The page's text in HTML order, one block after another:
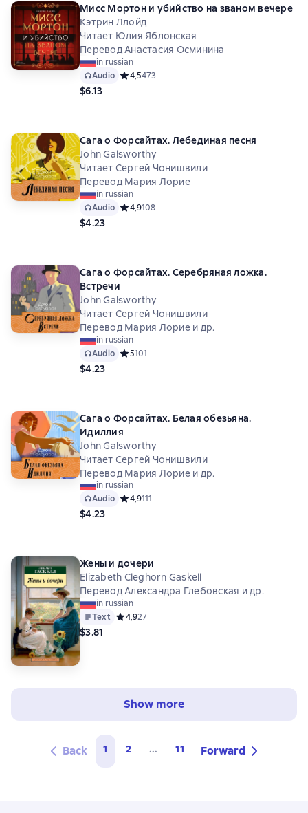
Мисс Мортон и убийство на званом вечере
Кэтрин Ллойд
Читает Юлия Яблонская
Перевод Анастасия Осминина
in russian
Audio Средний рейтинг 4,5 на основе 473 оценок
4,5473
$6.13
Сага о Форсайтах. Лебединая песня
John Galsworthy
Читает Сергей Чонишвили
Перевод Мария Лорие
in russian
Audio Средний рейтинг 4,9 на основе 108 оценок
4,9108
$4.23
Сага о Форсайтах. Серебряная ложка.
Встречи
John Galsworthy
Читает Сергей Чонишвили
Перевод Мария Лорие и др.
in russian
Audio Средний рейтинг 5 на основе 101 оценок
5101
$4.23
Сага о Форсайтах. Белая обезьяна.
Идиллия
John Galsworthy
Читает Сергей Чонишвили
Перевод Мария Лорие и др.
in russian
Audio Средний рейтинг 4,9 на основе 111 оценок
4,9111
$4.23
Жены и дочери
Elizabeth Cleghorn Gaskell
Перевод Александра Глебовская и др.
in russian
Text Средний рейтинг 4,9 на основе 27 оценок
4,927
$3.81
Show more
Back 1 2 ... 11 Forward